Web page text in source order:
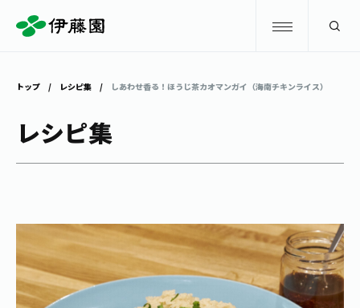
お〜いお茶
健康ミネラルむぎ茶
お茶を知る・楽しむ
お茶を知る・楽しむ
お茶を楽しむ
体験・イベント
検索
トップ レシピ集 しあわせ香る！ほうじ茶カオマンガイ（海南チキンライス）
レシピ集